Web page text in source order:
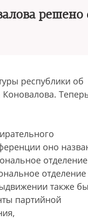
решено
республики об
Коновалова.
оно
отделение
отделение
также
партийной